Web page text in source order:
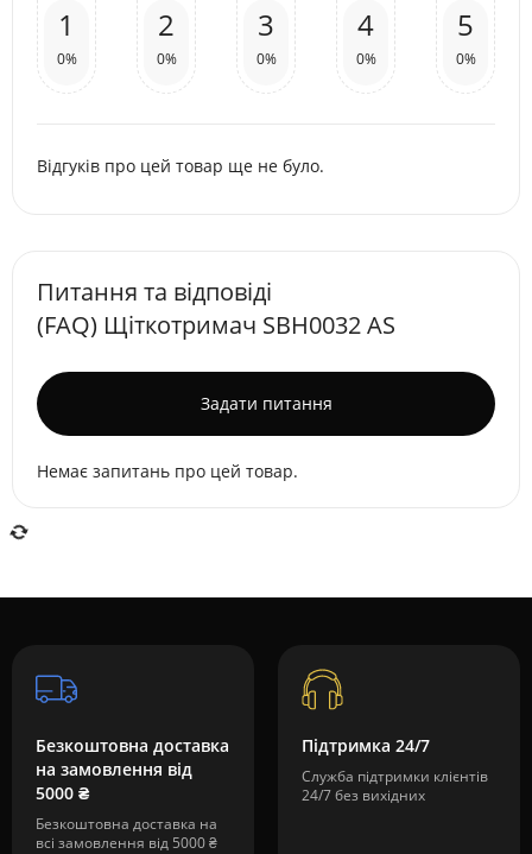
1
0%
2
0%
3
0%
4
0%
5
0%
Відгуків про цей товар ще не було.
Питання та відповіді
(FAQ) Щіткотримач SBH0032 AS
Задати питання
Немає запитань про цей товар.
Безкоштовна доставка
на замовлення від
5000 ₴
Безкоштовна доставка на
всі замовлення від 5000 ₴
Підтримка 24/7
Служба підтримки клієнтів
24/7 без вихідних